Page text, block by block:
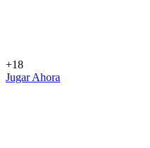
+18
Jugar Ahora